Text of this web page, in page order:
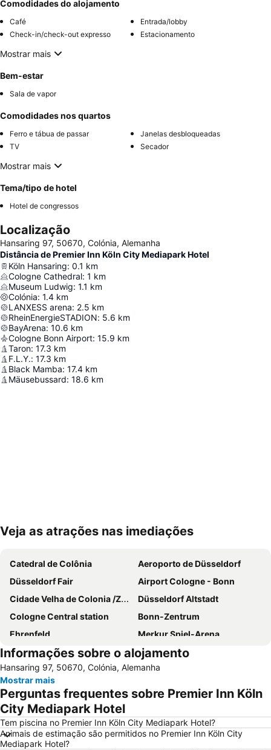
Comodidades do alojamento
Café
Entrada/lobby
Check-in/check-out expresso
Estacionamento
Mostrar mais
Bem-estar
Sala de vapor
Comodidades nos quartos
Ferro e tábua de passar
Janelas desbloqueadas
TV
Secador
Mostrar mais
Tema/tipo de hotel
Hotel de congressos
Localização
Hansaring 97, 50670, Colónia, Alemanha
Distância de Premier Inn Köln City Mediapark Hotel
Köln Hansaring: 0.1 km
Cologne Cathedral: 1 km
Museum Ludwig: 1.1 km
Colónia: 1.4 km
LANXESS arena: 2.5 km
RheinEnergieSTADION: 5.6 km
BayArena: 10.6 km
Cologne Bonn Airport: 15.9 km
Taron: 17.3 km
F.L.Y.: 17.3 km
Black Mamba: 17.4 km
Mäusebussard: 18.6 km
Ampliar mapa
Veja as atrações nas imediações
Catedral de Colônia
Aeroporto de Düsseldorf
Düsseldorf Fair
Airport Cologne - Bonn
Cidade Velha de Colonia /Zona antiga de Colonia
Düsseldorf Altstadt
Cologne Central station
Bonn-Zentrum
Ehrenfeld
Merkur Spiel-Arena
Hauptbahnhof Düsseldorf
Lanxess Arena
Historisches Rathaus Köln
Imhoff-Schokoladenmuseum
Bahnhof Köln Messe - Deutz
Cologne Fair
Altstadt-Nord
Weihnachtsmarkt Düsseldorf
Coloneum
Stockum
Köln Arcaden
Informações sobre o alojamento
Hansaring 97, 50670, Colónia, Alemanha
Mostrar mais
Perguntas frequentes sobre Premier Inn Köln
City Mediapark Hotel
Tem piscina no Premier Inn Köln City Mediapark Hotel?
Animais de estimação são permitidos no Premier Inn Köln City
Mediapark Hotel?